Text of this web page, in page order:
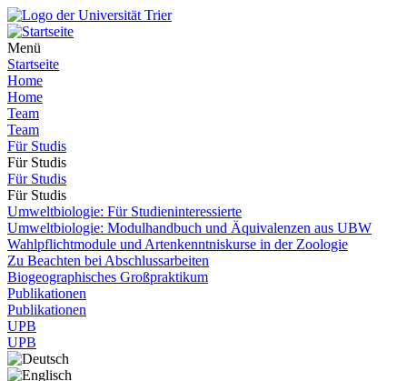
Menü
Startseite
Home
Home
Team
Team
Für Studis
Für Studis
Für Studis
Für Studis
Umweltbiologie: Für Studieninteressierte
Umweltbiologie: Modulhandbuch und Äquivalenzen aus UBW
Wahlpflichtmodule und Artenkenntniskurse in der Zoologie
Zu Beachten bei Abschlussarbeiten
Biogeographisches Großpraktikum
Publikationen
Publikationen
UPB
UPB